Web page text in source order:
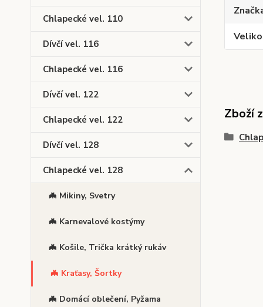
Chlapecké vel. 110
Dívčí vel. 116
Chlapecké vel. 116
Dívčí vel. 122
Chlapecké vel. 122
Dívčí vel. 128
Chlapecké vel. 128
🦇 Mikiny, Svetry
🦇 Karnevalové kostýmy
🦇 Košile, Trička krátký rukáv
🦇 Kraťasy, Šortky
🦇 Domácí oblečení, Pyžama
Zboží